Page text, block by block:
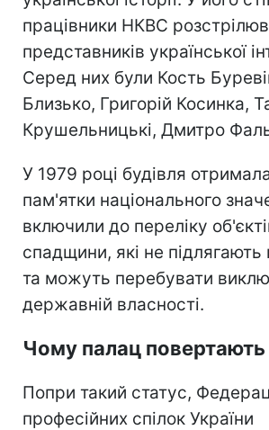
працівники НКВС
представників української
Серед них були Кость
Близько, Григорій Косинка,
Крушельницькі, Дмитро
У 1979 році будівля
пам'ятки національного
включили до переліку
спадщини, які не підлягають
та можуть перебувати
державній власності.
Чому палац
Попри такий статус,
професійних спілок України